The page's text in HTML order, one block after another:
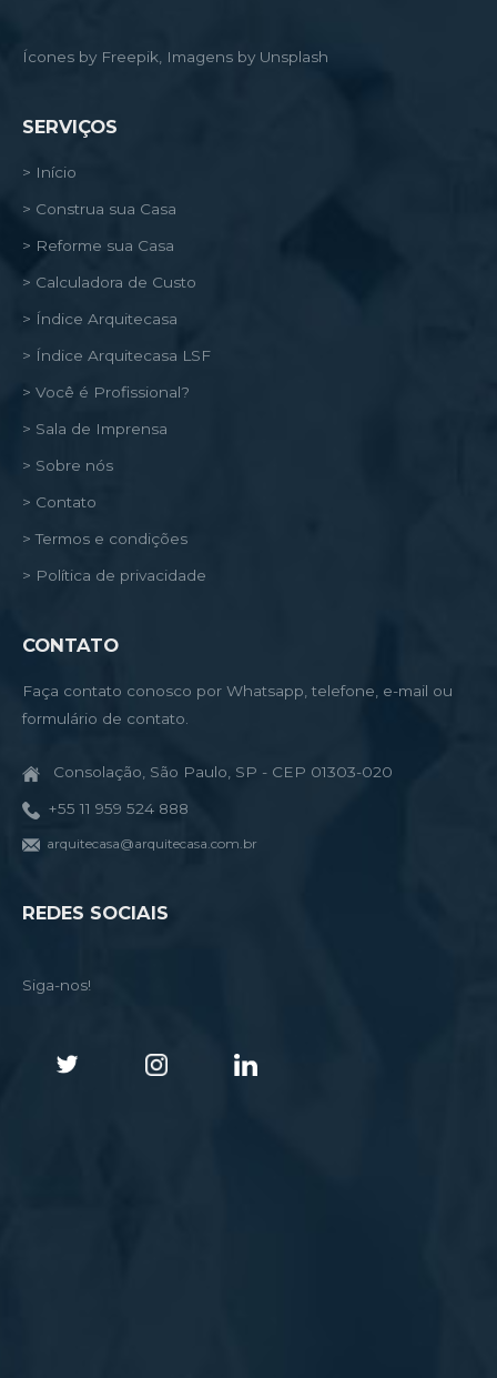
Ícones by Freepik, Imagens by Unsplash
SERVIÇOS
> Início
> Construa sua Casa
> Reforme sua Casa
> Calculadora de Custo
> Índice Arquitecasa
> Índice Arquitecasa LSF
> Você é Profissional?
> Sala de Imprensa
> Sobre nós
> Contato
> Termos e condições
> Política de privacidade
CONTATO
Faça contato conosco por Whatsapp, telefone, e-mail ou
formulário de contato.
Consolação, São Paulo, SP - CEP 01303-020
+55 11 959 524 888
arquitecasa@arquitecasa.com.br
REDES SOCIAIS
Siga-nos!